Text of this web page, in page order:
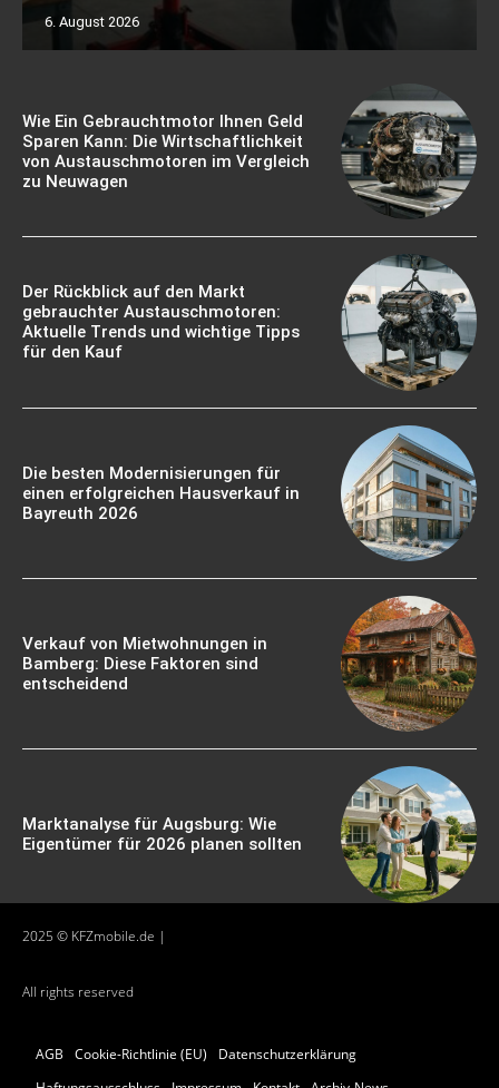
6. August 2026
Wie Ein Gebrauchtmotor Ihnen Geld
Sparen Kann: Die Wirtschaftlichkeit
von Austauschmotoren im Vergleich
zu Neuwagen
Der Rückblick auf den Markt
gebrauchter Austauschmotoren:
Aktuelle Trends und wichtige Tipps
für den Kauf
Die besten Modernisierungen für
einen erfolgreichen Hausverkauf in
Bayreuth 2026
Verkauf von Mietwohnungen in
Bamberg: Diese Faktoren sind
entscheidend
Marktanalyse für Augsburg: Wie
Eigentümer für 2026 planen sollten
2025 © KFZmobile.de |
All rights reserved
AGB Cookie-Richtlinie (EU)
Datenschutzerklärung